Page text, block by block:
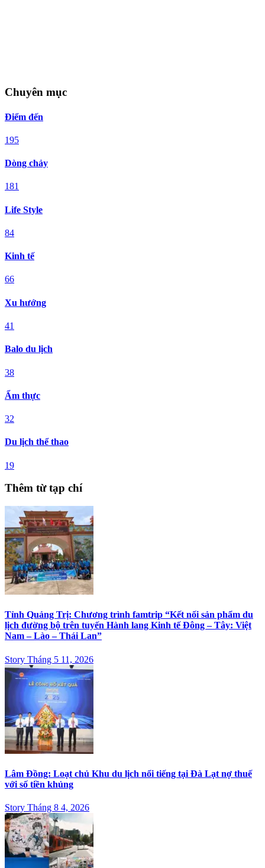
Chuyên mục
Điểm đến
195
Dòng chảy
181
Life Style
84
Kinh tế
66
Xu hướng
41
Balo du lịch
38
Ẩm thực
32
Du lịch thể thao
19
Thêm từ tạp chí
Tỉnh Quảng Trị: Chương trình famtrip “Kết nối sản phẩm du
lịch đường bộ trên tuyến Hành lang Kinh tế Đông – Tây: Việt
Nam – Lào – Thái Lan”
Story Tháng 5 11, 2026
Lâm Đồng: Loạt chủ Khu du lịch nổi tiếng tại Đà Lạt nợ thuế
với số tiền khủng
Story Tháng 8 4, 2026